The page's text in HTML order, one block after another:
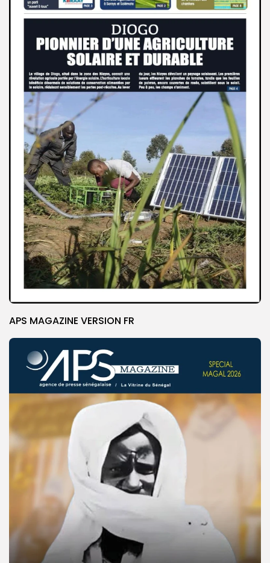
APS MAGAZINE VERSION FR